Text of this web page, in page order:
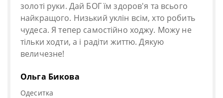
золоті руки. Дай БОГ їм здоров'я та всього
найкращого. Низький уклін всім, хто робить
чудеса. Я тепер самостійно ходжу. Можу не
тільки ходти, а і радіти життю. Дякую
величезне!
Ольга Бикова
Одеситка